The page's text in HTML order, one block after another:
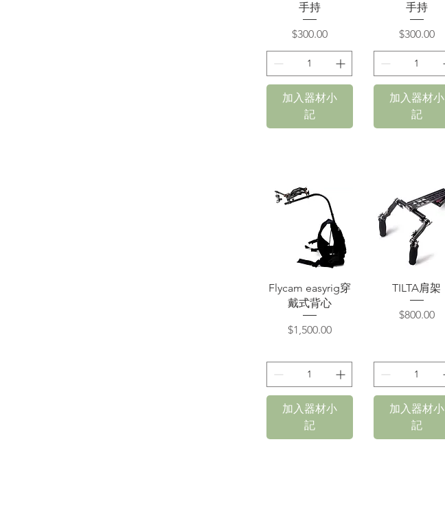
手持
價格
$300.00
加入器材小
記
手持
價格
$300.00
加入器材小
記
快速瀏覽
Flycam easyrig穿
戴式背心
價格
$1,500.00
加入器材小
記
快速瀏覽
TILTA肩架
價格
$800.00
加入器材小
記